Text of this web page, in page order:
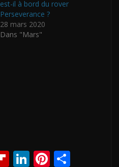
est-il à bord du rover
Perseverance ?
28 mars 2020
Dans "Mars"
Fli Li Pi